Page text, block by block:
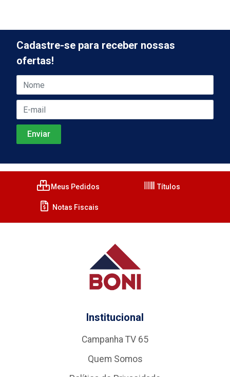
Cadastre-se para receber nossas
ofertas!
Meus Pedidos Títulos
Notas Fiscais
Institucional
Campanha TV 65
Quem Somos